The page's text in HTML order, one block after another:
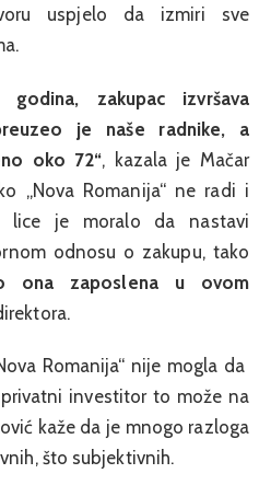
uspjelo da izmiri sve
zakupac izvršava
je naše radnike, a
oko 72“, kazala je Mačar
„Nova Romanija“ ne radi i
lice je moralo da nastavi
odnosu o zakupu, tako
ona zaposlena u ovom
Romanija“ nije mogla da
investitor to može na
kaže da je mnogo razloga
što subjektivnih.